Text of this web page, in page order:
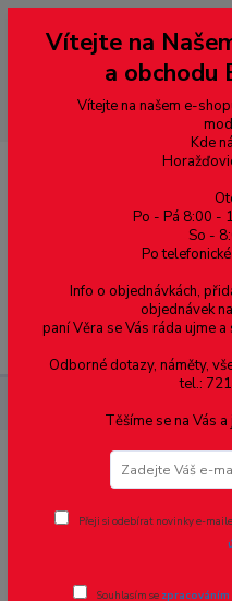
--- pro zákazníky ze Slovenska a
přepněte si e-shop na euro 💶
dobírky – pokud si z nějakého
domluvě zaslána znovu s
případě bude zrušena a účet
Náhradní DPS
Vítejte na
a obchodu
Vítejte na našem e-
Kde
Po - Pá 8:00 -
So -
Po
Info o objednávkách,
objednávek
paní Věra se Vás ráda ujme
Odborné dotazy, náměty,
tel.:
Těšíme se na Vás
Přeji si odebírat novinky e-
Souhlasím se